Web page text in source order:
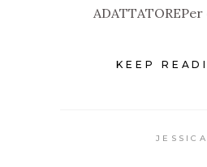
KEEP
JESSICA